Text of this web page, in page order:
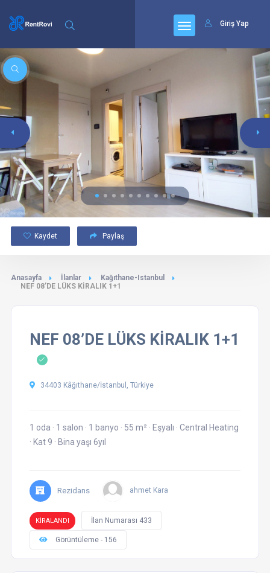
Giriş Yap
Kaydet Paylaş
Anasayfa İlanlar
Kağıthane-Istanbul
NEF 08’DE LÜKS KİRALIK 1+1
NEF 08’DE LÜKS KİRALIK 1+1
34403 Kâğıthane/İstanbul, Türkiye
1 oda · 1 salon · 1 banyo · 55 m² · Eşyalı · Central Heating
· Kat 9 · Bina yaşı 6yıl
Rezidans ahmet Kara
KİRALANDI İlan Numarası 433
Görüntüleme - 156